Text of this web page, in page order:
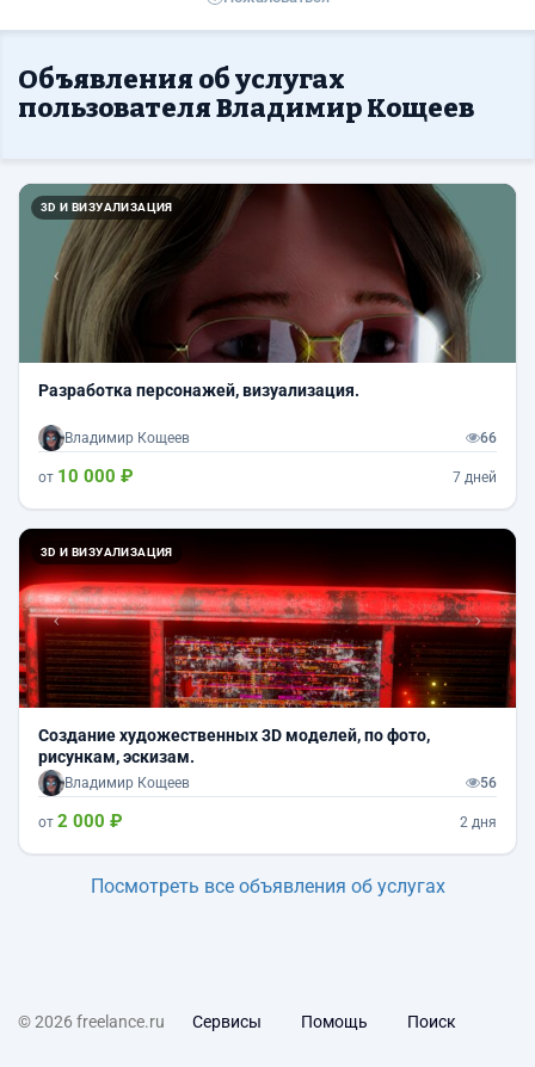
Объявления об услугах
пользователя Владимир Кощеев
3D И ВИЗУАЛИЗАЦИЯ
Назад
Разработка персонажей, визуализация.
Владимир Кощеев 66
от 10 000 ₽ 7 дней
3D И ВИЗУАЛИЗАЦИЯ
Назад
Создание художественных 3D моделей, по фото,
рисункам, эскизам.
Владимир Кощеев 56
от 2 000 ₽ 2 дня
Посмотреть все объявления об услугах
© 2026 freelance.ru Сервисы Помощь Поиск